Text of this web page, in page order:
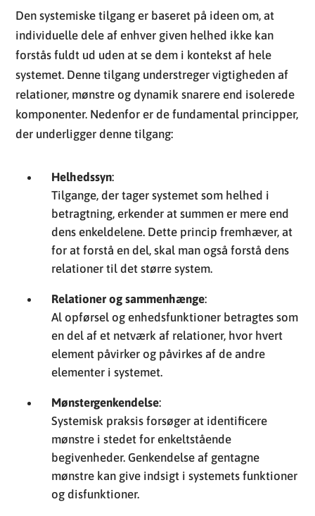
Den systemiske tilgang er baseret på ideen om, at
individuelle dele af enhver given helhed ikke kan
forstås fuldt ud uden at se dem i kontekst af hele
systemet. Denne tilgang understreger vigtigheden af
relationer, mønstre og dynamik snarere end isolerede
komponenter. Nedenfor er de fundamental principper,
der underligger denne tilgang:
Helhedssyn:
Tilgange, der tager systemet som helhed i
betragtning, erkender at summen er mere end
dens enkeldelene. Dette princip fremhæver, at
for at forstå en del, skal man også forstå dens
relationer til det større system.
Relationer og sammenhænge:
Al opførsel og enhedsfunktioner betragtes som
en del af et netværk af relationer, hvor hvert
element påvirker og påvirkes af de andre
elementer i systemet.
Mønstergenkendelse:
Systemisk praksis forsøger at identificere
mønstre i stedet for enkeltstående
begivenheder. Genkendelse af gentagne
mønstre kan give indsigt i systemets funktioner
og disfunktioner.